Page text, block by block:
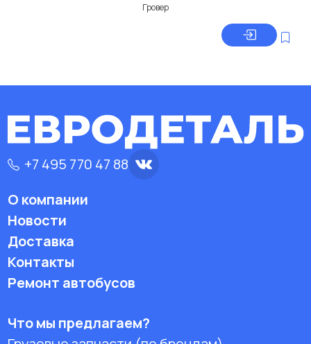
Гровер
+7 495 770 47 88
О компании
Новости
Доставка
Контакты
Ремонт автобусов
Что мы предлагаем?